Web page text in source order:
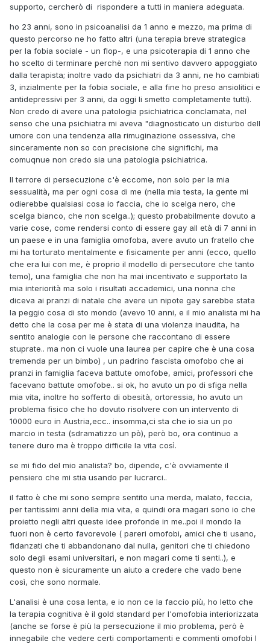
supporto, cercherò di rispondere a tutti in maniera adeguata.
ho 23 anni, sono in psicoanalisi da 1 anno e mezzo, ma prima di
questo percorso ne ho fatto altri (una terapia breve strategica
per la fobia sociale - un flop-, e una psicoterapia di 1 anno che
ho scelto di terminare perchè non mi sentivo davvero appoggiato
dalla terapista; inoltre vado da psichiatri da 3 anni, ne ho cambiati
3, inzialmente per la fobia sociale, e alla fine ho preso ansiolitici e
antidepressivi per 3 anni, da oggi li smetto completamente tutti).
Non credo di avere una patologia psichiatrica conclamata, nel
senso che una psichiatra mi aveva "diagnosticato un disturbo dell
umore con una tendenza alla rimuginazione ossessiva, che
sinceramente non so con precisione che significhi, ma
comuqnue non credo sia una patologia psichiatrica.
Il terrore di persecuzione c'è eccome, non solo per la mia
sessualità, ma per ogni cosa di me (nella mia testa, la gente mi
odierebbe qualsiasi cosa io faccia, che io scelga nero, che
scelga bianco, che non scelga..); questo probabilmente dovuto a
varie cose, come rendersi conto di essere gay all età di 7 anni in
un paese e in una famiglia omofoba, avere avuto un fratello che
mi ha torturato mentalmente e fisicamente per anni (ecco, quello
che era lui con me, è proprio il modello di persecutore che tanto
temo), una famiglia che non ha mai incentivato e supportato la
mia interiorità ma solo i risultati accademici, una nonna che
diceva ai pranzi di natale che avere un nipote gay sarebbe stata
la peggio cosa di sto mondo (avevo 10 anni, e il mio analista mi ha
detto che la cosa per me è stata di una violenza inaudita, ha
sentito analogie con le persone che raccontano di essere
stuprate.. ma non ci vuole una laurea per capire che è una cosa
tremenda per un bimbo) , un padrino fascista omofobo che ai
pranzi in famiglia faceva battute omofobe, amici, professori che
facevano battute omofobe.. si ok, ho avuto un po di sfiga nella
mia vita, inoltre ho sofferto di obesità, ortoressia, ho avuto un
problema fisico che ho dovuto risolvere con un intervento di
10000 euro in Austria,ecc.. insomma,ci sta che io sia un po
marcio in testa (sdramatizzo un pò), però bo, ora continuo a
tenere duro ma è troppo difficile la vita così.
se mi fido del mio analista? bo, dipende, c'è ovviamente il
pensiero che mi stia usando per lucrarci..
il fatto è che mi sono sempre sentito una merda, malato, feccia,
per tantissimi anni della mia vita, e quindi ora magari sono io che
proietto negli altri queste idee profonde in me..poi il mondo la
fuori non è certo favorevole ( pareri omofobi, amici che ti usano,
fidanzati che ti abbandonano dal nulla, genitori che ti chiedono
solo degli esami universitari, e non magari come ti senti..), e
questo non è sicuramente un aiuto a credere che vado bene
così, che sono normale.
L'analisi è una cosa lenta, e io non ce la faccio più, ho letto che
la terapia cognitiva è il gold standard per l'omofobia interiorizzata
(anche se forse è più la persecuzione il mio problema, però è
innegabile che vedere certi comportamenti e commenti omofobi l